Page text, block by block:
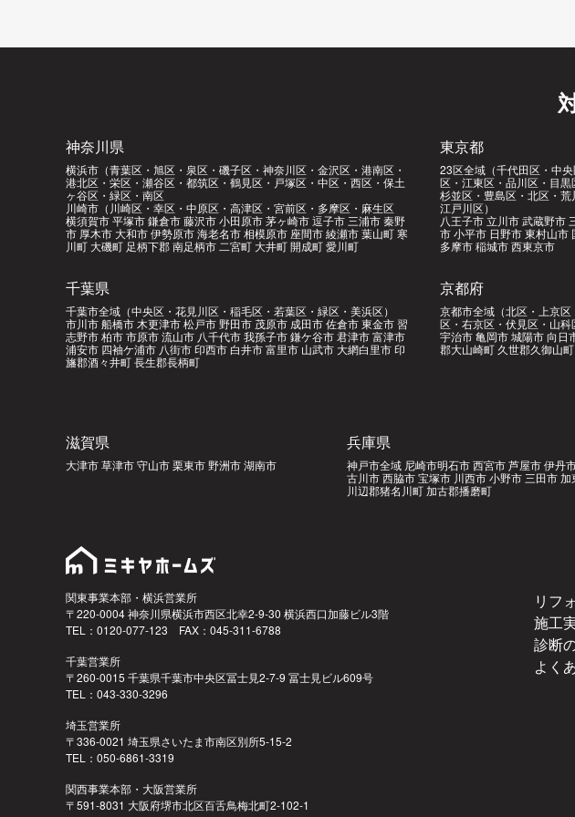
神奈川県
横浜市（青葉区・旭区・泉区・磯子区・神奈川区・金沢区・港南区・
港北区・栄区・瀬谷区・都筑区・鶴見区・戸塚区・中区・西区・保土
ヶ谷区・緑区・南区
川崎市（川崎区・幸区・中原区・高津区・宮前区・多摩区・麻生区
横須賀市 平塚市 鎌倉市 藤沢市 小田原市 茅ヶ崎市 逗子市 三浦市 秦野
市 厚木市 大和市 伊勢原市 海老名市 相模原市 座間市 綾瀬市 葉山町 寒
川町 大磯町 足柄下郡 南足柄市 二宮町 大井町 開成町 愛川町
東京都
23区全域（千代田区・中
区・江東区・品川区・目
杉並区・豊島区・北区・
江戸川区）
八王子市 立川市 武蔵野市
市 小平市 日野市 東村山市
多摩市 稲城市 西東京市
千葉県
千葉市全域（中央区・花見川区・稲毛区・若葉区・緑区・美浜区）
市川市 船橋市 木更津市 松戸市 野田市 茂原市 成田市 佐倉市 東金市 習
志野市 柏市 市原市 流山市 八千代市 我孫子市 鎌ケ谷市 君津市 富津市
浦安市 四袖ケ浦市 八街市 印西市 白井市 富里市 山武市 大網白里市 印
旛郡酒々井町 長生郡長柄町
京都府
京都市全域（北区・上京
区・右京区・伏見区・山科
宇治市 亀岡市 城陽市 向日
郡大山崎町 久世郡久御山
滋賀県
大津市 草津市 守山市 栗東市 野洲市 湖南市
兵庫県
神戸市全域 尼崎市明石市 西宮市 芦屋市 伊丹
古川市 西脇市 宝塚市 川西市 小野市 三田市 加
川辺郡猪名川町 加古郡播磨町
関東事業本部・横浜営業所
〒220-0004 神奈川県横浜市西区北幸2-9-30 横浜西口加藤ビル3階
TEL：0120-077-123 FAX：045-311-6788
千葉営業所
〒260-0015 千葉県千葉市中央区冨士見2-7-9 冨士見ビル609号
TEL：043-330-3296
埼玉営業所
〒336-0021 埼玉県さいたま市南区別所5-15-2
TEL：050-6861-3319
関西事業本部・大阪営業所
〒591-8031 大阪府堺市北区百舌鳥梅北町2-102-1
リフ
施工
診断
よく